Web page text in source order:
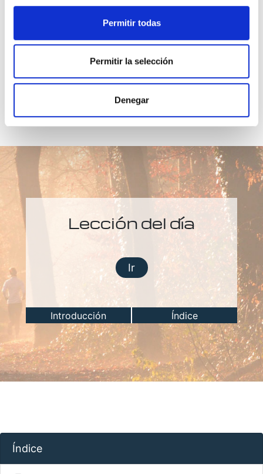
Permitir todas
Permitir la selección
Denegar
Lección del día
Ir
Introducción Índice
Índice